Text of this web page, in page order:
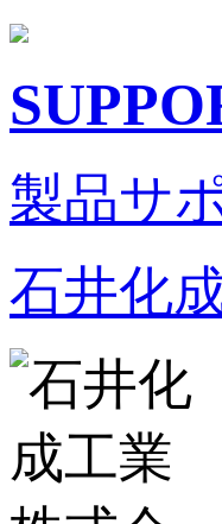
製品サ
石井化